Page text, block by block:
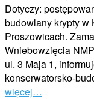
Dotyczy:
budowlany krypty w
Proszowicach.
Wniebowzięcia
ul. 3 Maja 1,
konserwatorsko-
więcej…